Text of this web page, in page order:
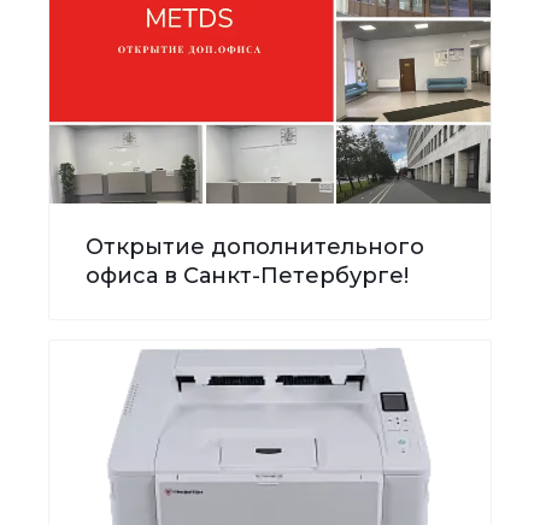
Открытие дополнительного
офиса в Санкт-Петербурге!